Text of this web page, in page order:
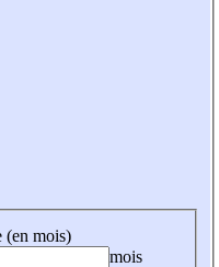
(en mois)
mois